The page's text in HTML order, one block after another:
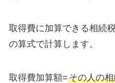
取得費に加算できる相続
の算式で計算します。
取得費加算額=その人の